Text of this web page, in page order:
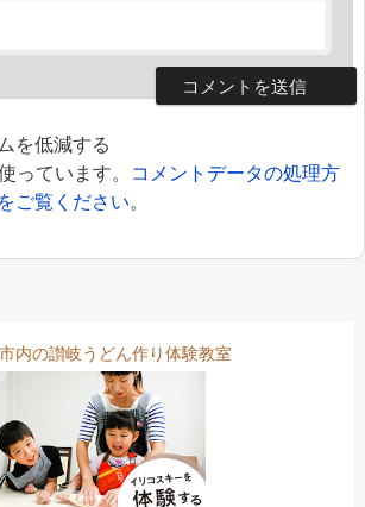
を低減する
っています。 コメントデータの処理方
ご覧ください。
内の讃岐うどん作り体験教室